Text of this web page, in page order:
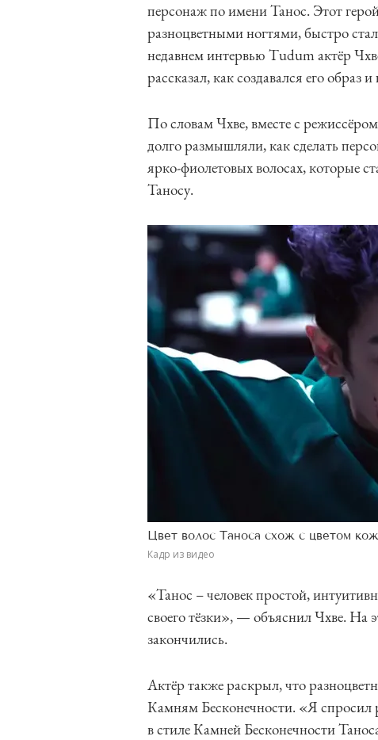
персонаж по имени Танос. Этот
разноцветными ногтями, быстро
недавнем интервью Tudum актёр
рассказал, как создавался его
По словам Чхве, вместе с
долго размышляли, как сделать
ярко-фиолетовых волосах, которые
Таносу.
Цвет волос Таноса схож с цветом
Кадр из видео
«Танос – человек простой,
своего тёзки», — объяснил Чхве. На
закончились.
Актёр также раскрыл, что
Камням Бесконечности. «Я спросил
в стиле Камней Бесконечности